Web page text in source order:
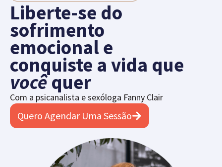
Liberte-se do
sofrimento
emocional e
conquiste a vida que
vocêquer
Com a psicanalista e sexóloga Fanny Clair
Quero Agendar Uma Sessão